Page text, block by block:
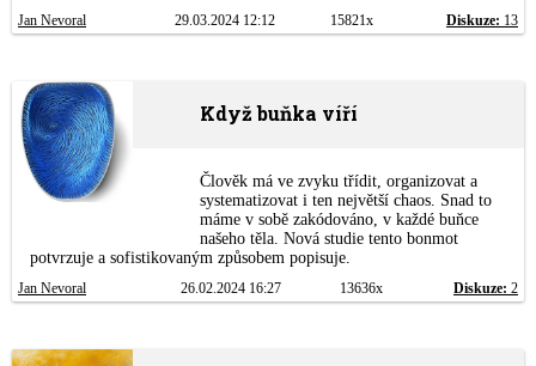
Jan Nevoral 29.03.2024 12:12 15821x Diskuze: 13
Když buňka víří
Člověk má ve zvyku třídit, organizovat a
systematizovat i ten největší chaos. Snad to
máme v sobě zakódováno, v každé buňce
našeho těla. Nová studie tento bonmot
potvrzuje a sofistikovaným způsobem popisuje.
Jan Nevoral 26.02.2024 16:27 13636x Diskuze: 2